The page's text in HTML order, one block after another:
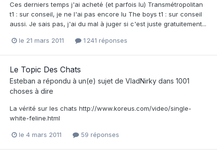
Ces derniers temps j'ai acheté (et parfois lu) Transmétropolitan
t1 : sur conseil, je ne l'ai pas encore lu The boys t1 : sur conseil
aussi. Je sais pas, j'ai du mal à juger si c'est juste gratuitement...
le 21 mars 2011 1 241 réponses
Le Topic Des Chats
Esteban a répondu à un(e) sujet de VladNirky dans 1001
choses à dire
La vérité sur les chats http://www.koreus.com/video/single-
white-feline.html
le 4 mars 2011 59 réponses